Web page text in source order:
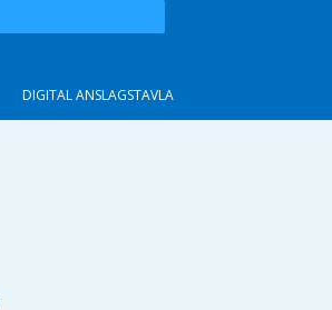
DIGITAL ANSLAGSTAVLA